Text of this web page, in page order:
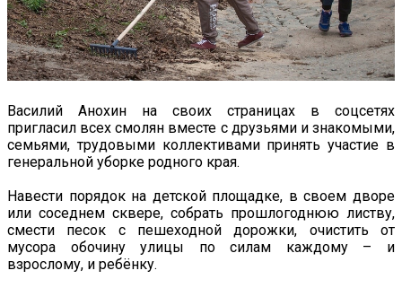
Василий Анохин на своих страницах в соцсетях
пригласил всех смолян вместе с друзьями и знакомыми,
семьями, трудовыми коллективами принять участие в
генеральной уборке родного края.
Навести порядок на детской площадке, в своем дворе
или соседнем сквере, собрать прошлогоднюю листву,
смести песок с пешеходной дорожки, очистить от
мусора обочину улицы по силам каждому – и
взрослому, и ребёнку.